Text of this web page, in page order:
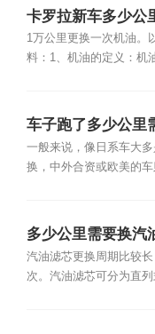
卡罗拉新车多少公
1万公里更换一次机油。
料：1、机油的定义：机
车子跑了多少公里
一般来说，像日系车大
换，中外合资或欧美的车
多少公里需要换汽
汽油滤芯更换周期比较
次。汽油滤芯可分为直列